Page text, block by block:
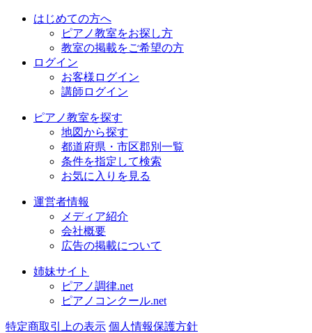
はじめての方へ
ピアノ教室をお探し方
教室の掲載をご希望の方
ログイン
お客様ログイン
講師ログイン
ピアノ教室を探す
地図から探す
都道府県・市区郡別一覧
条件を指定して検索
お気に入りを見る
運営者情報
メディア紹介
会社概要
広告の掲載について
姉妹サイト
ピアノ調律.net
ピアノコンクール.net
特定商取引上の表示 個人情報保護方針